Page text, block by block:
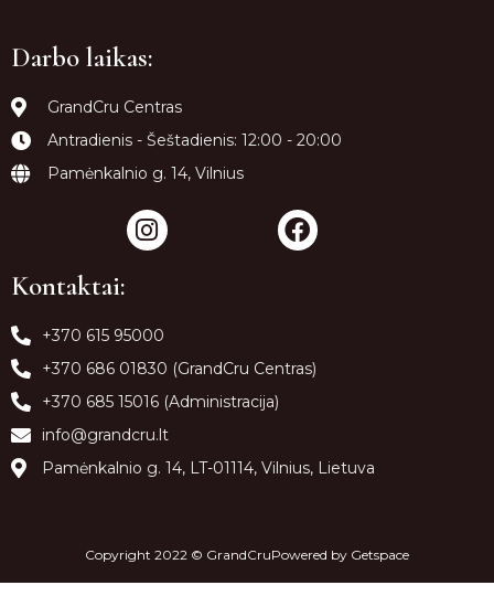
Darbo laikas:
GrandCru Centras
Antradienis - Šeštadienis: 12:00 - 20:00
Pamėnkalnio g. 14, Vilnius
Kontaktai:
+370 615 95000
+370 686 01830 (GrandCru Centras)
+370 685 15016 (Administracija)
info@grandcru.lt
Pamėnkalnio g. 14, LT-01114, Vilnius, Lietuva
Copyright 2022 © GrandCruPowered by Getspace